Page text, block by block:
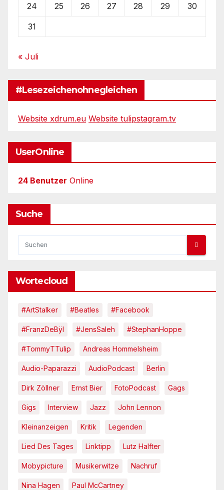
24 25 26 27 28 29 30
31
« Juli
#Lesezeichenohnegleichen
Website xdrum.eu Website tulipstagram.tv
UserOnline
24 Benutzer Online
Suche
Wortecloud
#ArtStalker #Beatles #Facebook
#FranzDeBÿl #JensSaleh #StephanHoppe
#TommyTTulip Andreas Hommelsheim
Audio-Paparazzi AudioPodcast Berlin
Dirk Zöllner Ernst Bier FotoPodcast Gags
Gigs Interview Jazz John Lennon
Kleinanzeigen Kritik Legenden
Lied Des Tages Linktipp Lutz Halfter
Mobypicture Musikerwitze Nachruf
Nina Hagen Paul McCartney